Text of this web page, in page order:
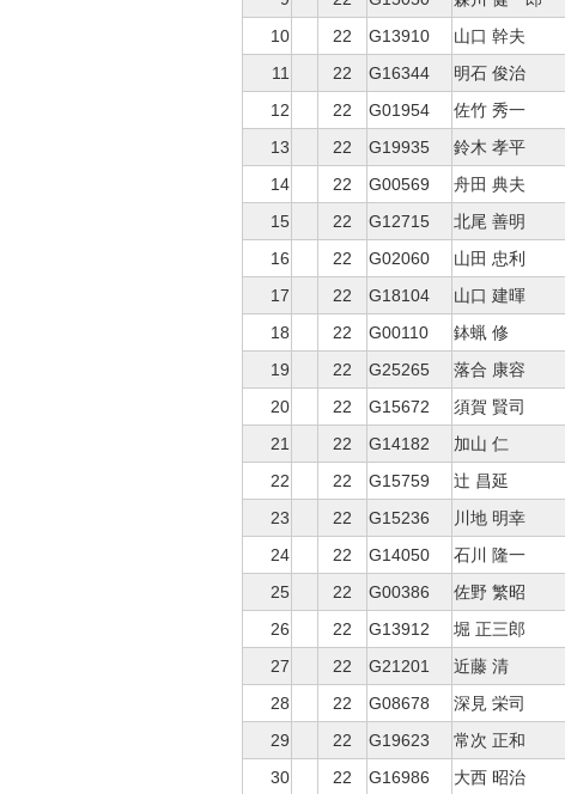
10
22 G13910 山口 幹夫
11
22 G16344 明石 俊治
12
22 G01954 佐竹 秀一
13
22 G19935 鈴木 孝平
14
22 G00569 舟田 典夫
15
22 G12715 北尾 善明
16
22 G02060 山田 忠利
17
22 G18104 山口 建暉
18
22 G00110 鉢蝋 修
19
22 G25265 落合 康容
20
22 G15672 須賀 賢司
21
22 G14182 加山 仁
22
22 G15759 辻 昌延
23
22 G15236 川地 明幸
24
22 G14050 石川 隆一
25
22 G00386 佐野 繁昭
26
22 G13912 堀 正三郎
27
22 G21201 近藤 清
28
22 G08678 深見 栄司
29
22 G19623 常次 正和
30
22 G16986 大西 昭治